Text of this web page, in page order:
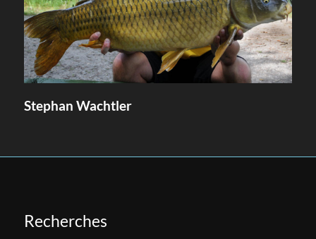
Stephan Wachtler
Recherches